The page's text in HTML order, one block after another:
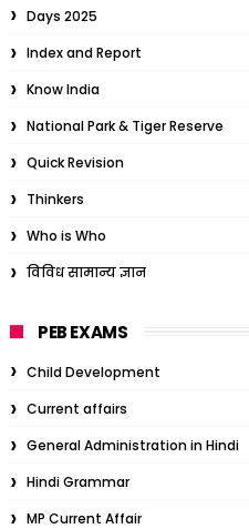
Days 2025
Index and Report
Know India
National Park & Tiger Reserve
Quick Revision
Thinkers
Who is Who
विविध सामान्य ज्ञान
PEB EXAMS
Child Development
Current affairs
General Administration in Hindi
Hindi Grammar
MP Current Affair